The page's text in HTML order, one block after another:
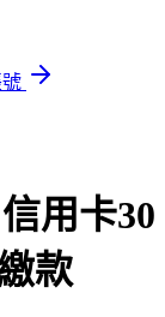
用卡30
款